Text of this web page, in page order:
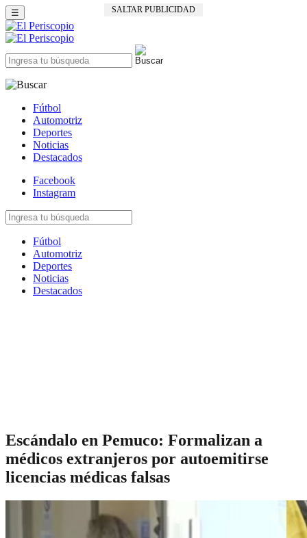
SALTAR PUBLICIDAD
☰
Fútbol
Automotriz
Deportes
Noticias
Destacados
Facebook
Instagram
Fútbol
Automotriz
Deportes
Noticias
Destacados
Escándalo en Pemuco: Formalizan a
médicos extranjeros por autoemitirse
licencias médicas falsas